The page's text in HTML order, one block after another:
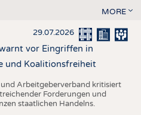
MORE
29.07.2026
vor Eingriffen in
und Koalitionsfreiheit
Arbeitgeberverband kritisiert
Forderungen und
staatlichen Handelns.